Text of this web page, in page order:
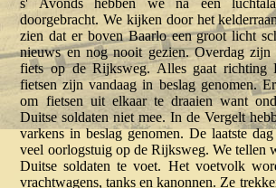
s' Avonds hebben we na een
doorgebracht. We kijken door het
zien dat er boven Baarlo een groot licht
nieuws en nog nooit gezien. Overdag zijn
fiets op de Rijksweg. Alles gaat richting
fietsen zijn vandaag in beslag genomen.
om fietsen uit elkaar te draaien want
Duitse soldaten niet mee. In de Vergelt
varkens in beslag genomen. De laatste
veel oorlogstuig op de Rijksweg. We tellen
Duitse soldaten te voet. Het voetvolk
vrachtwagens, tanks en kanonnen. Ze